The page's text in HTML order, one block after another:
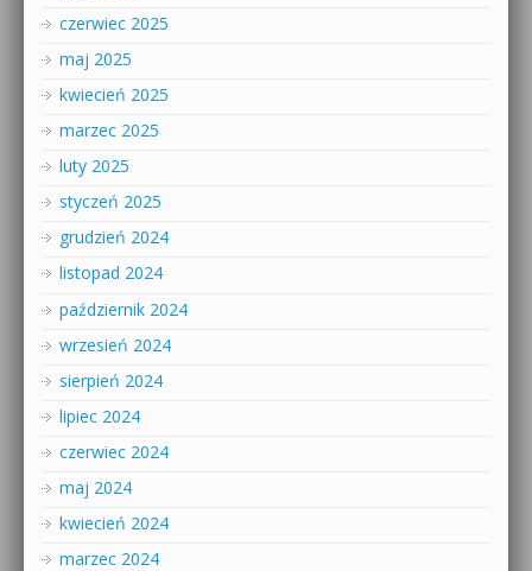
czerwiec 2025
maj 2025
kwiecień 2025
marzec 2025
luty 2025
styczeń 2025
grudzień 2024
listopad 2024
październik 2024
wrzesień 2024
sierpień 2024
lipiec 2024
czerwiec 2024
maj 2024
kwiecień 2024
marzec 2024